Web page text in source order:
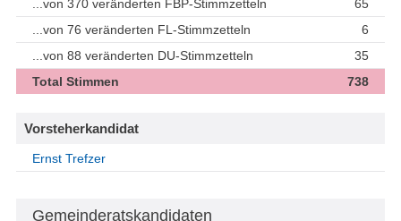
...von 370 veränderten FBP-Stimmzetteln
65
...von 76 veränderten FL-Stimmzetteln
6
...von 88 veränderten DU-Stimmzetteln
35
Total Stimmen
738
Vorsteherkandidat
Ernst Trefzer
Gemeinderatskandidaten